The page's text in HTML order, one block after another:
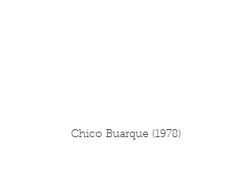
Chico Buarque (1978)